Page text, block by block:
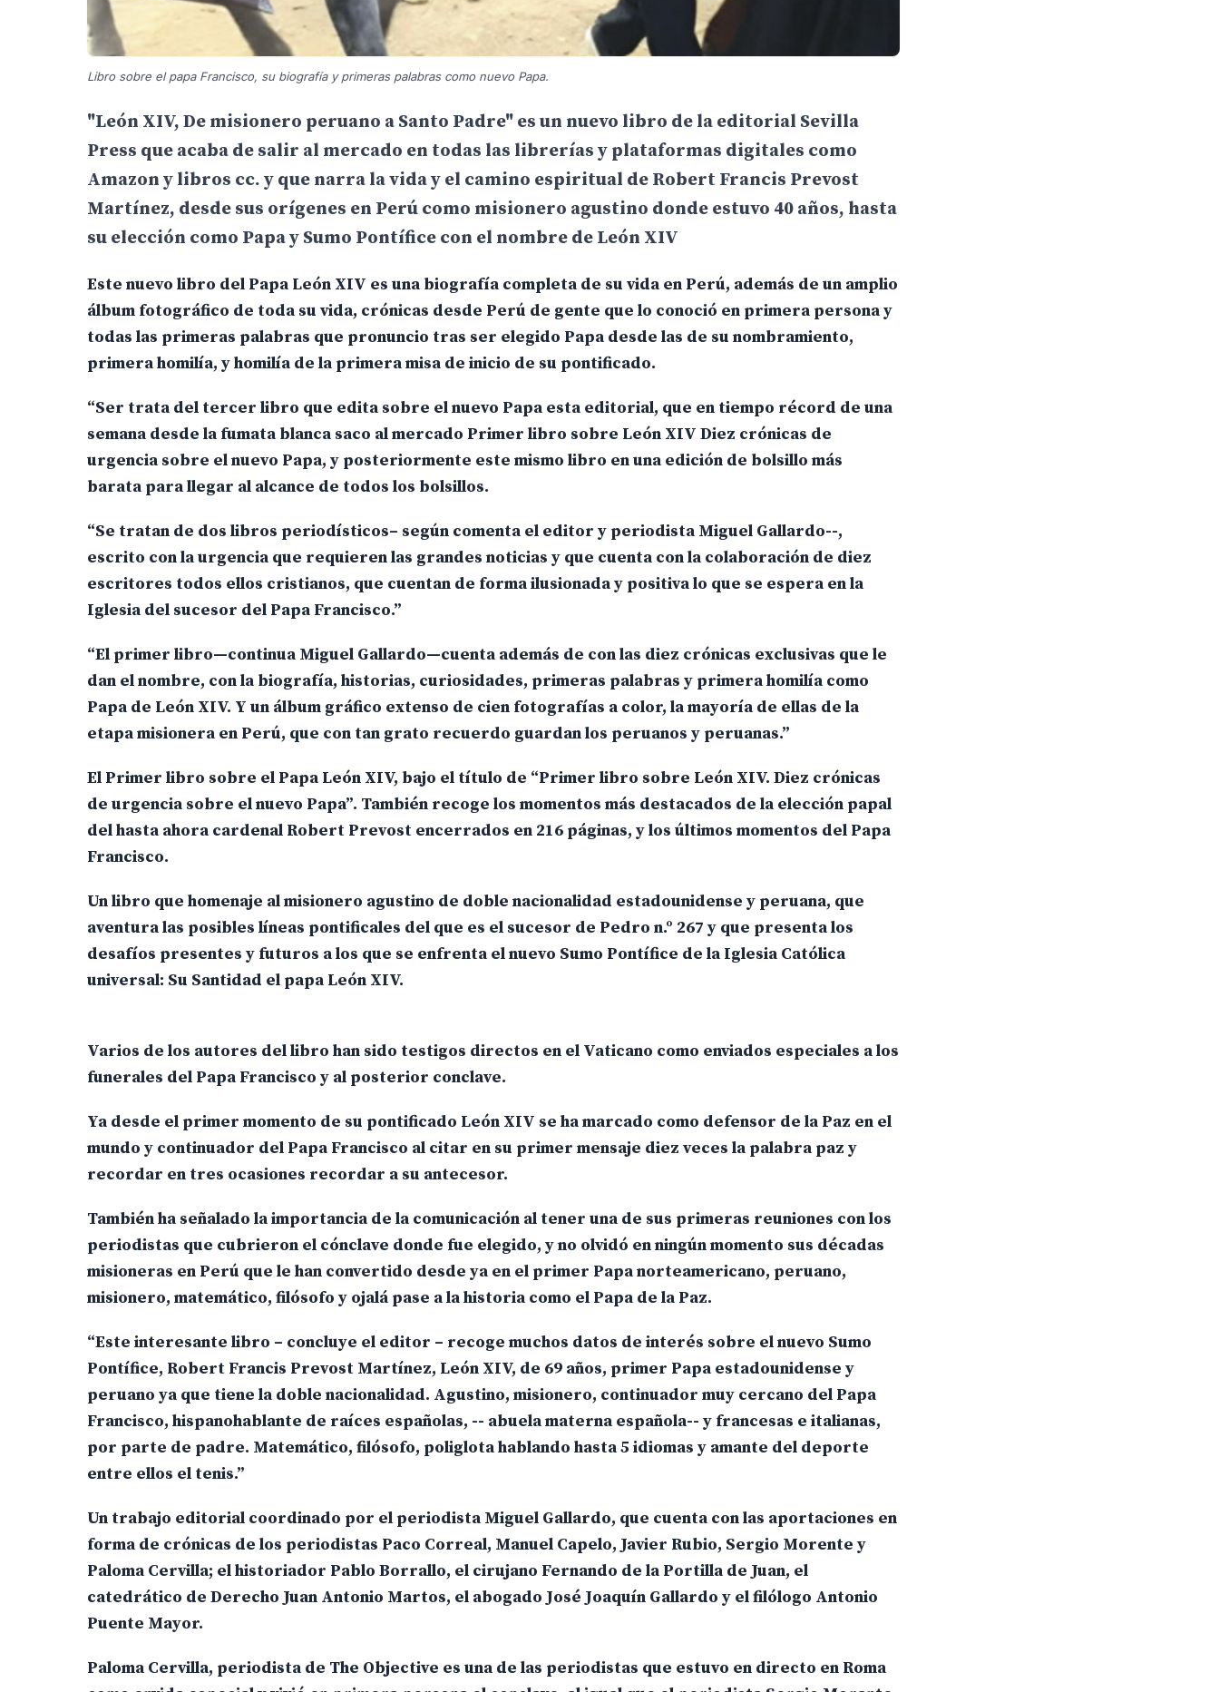
Libro sobre el papa Francisco, su biografía y primeras palabras como nuevo Papa.
"León XIV, De misionero peruano a Santo Padre" es un nuevo libro de la editorial Sevilla
Press que acaba de salir al mercado en todas las librerías y plataformas digitales como
Amazon y libros cc. y que narra la vida y el camino espiritual de Robert Francis Prevost
Martínez, desde sus orígenes en Perú como misionero agustino donde estuvo 40 años, hasta
su elección como Papa y Sumo Pontífice con el nombre de León XIV
Este nuevo libro del Papa León XIV es una biografía completa de su vida en Perú, además de un amplio
álbum fotográfico de toda su vida, crónicas desde Perú de gente que lo conoció en primera persona y
todas las primeras palabras que pronuncio tras ser elegido Papa desde las de su nombramiento,
primera homilía, y homilía de la primera misa de inicio de su pontificado.
“Ser trata del tercer libro que edita sobre el nuevo Papa esta editorial, que en tiempo récord de una
semana desde la fumata blanca saco al mercado Primer libro sobre León XIV Diez crónicas de
urgencia sobre el nuevo Papa, y posteriormente este mismo libro en una edición de bolsillo más
barata para llegar al alcance de todos los bolsillos.
“Se tratan de dos libros periodísticos– según comenta el editor y periodista Miguel Gallardo--,
escrito con la urgencia que requieren las grandes noticias y que cuenta con la colaboración de diez
escritores todos ellos cristianos, que cuentan de forma ilusionada y positiva lo que se espera en la
Iglesia del sucesor del Papa Francisco.”
“El primer libro—continua Miguel Gallardo—cuenta además de con las diez crónicas exclusivas que le
dan el nombre, con la biografía, historias, curiosidades, primeras palabras y primera homilía como
Papa de León XIV. Y un álbum gráfico extenso de cien fotografías a color, la mayoría de ellas de la
etapa misionera en Perú, que con tan grato recuerdo guardan los peruanos y peruanas.”
El Primer libro sobre el Papa León XIV, bajo el título de “Primer libro sobre León XIV. Diez crónicas
de urgencia sobre el nuevo Papa”. También recoge los momentos más destacados de la elección papal
del hasta ahora cardenal Robert Prevost encerrados en 216 páginas, y los últimos momentos del Papa
Francisco.
Un libro que homenaje al misionero agustino de doble nacionalidad estadounidense y peruana, que
aventura las posibles líneas pontificales del que es el sucesor de Pedro n.º 267 y que presenta los
desafíos presentes y futuros a los que se enfrenta el nuevo Sumo Pontífice de la Iglesia Católica
universal: Su Santidad el papa León XIV.
Varios de los autores del libro han sido testigos directos en el Vaticano como enviados especiales a los
funerales del Papa Francisco y al posterior conclave.
Ya desde el primer momento de su pontificado León XIV se ha marcado como defensor de la Paz en el
mundo y continuador del Papa Francisco al citar en su primer mensaje diez veces la palabra paz y
recordar en tres ocasiones recordar a su antecesor.
También ha señalado la importancia de la comunicación al tener una de sus primeras reuniones con los
periodistas que cubrieron el cónclave donde fue elegido, y no olvidó en ningún momento sus décadas
misioneras en Perú que le han convertido desde ya en el primer Papa norteamericano, peruano,
misionero, matemático, filósofo y ojalá pase a la historia como el Papa de la Paz.
“Este interesante libro – concluye el editor – recoge muchos datos de interés sobre el nuevo Sumo
Pontífice, Robert Francis Prevost Martínez, León XIV, de 69 años, primer Papa estadounidense y
peruano ya que tiene la doble nacionalidad. Agustino, misionero, continuador muy cercano del Papa
Francisco, hispanohablante de raíces españolas, -- abuela materna española-- y francesas e italianas,
por parte de padre. Matemático, filósofo, poliglota hablando hasta 5 idiomas y amante del deporte
entre ellos el tenis.”
Un trabajo editorial coordinado por el periodista Miguel Gallardo, que cuenta con las aportaciones en
forma de crónicas de los periodistas Paco Correal, Manuel Capelo, Javier Rubio, Sergio Morente y
Paloma Cervilla; el historiador Pablo Borrallo, el cirujano Fernando de la Portilla de Juan, el
catedrático de Derecho Juan Antonio Martos, el abogado José Joaquín Gallardo y el filólogo Antonio
Puente Mayor.
Paloma Cervilla, periodista de The Objective es una de las periodistas que estuvo en directo en Roma